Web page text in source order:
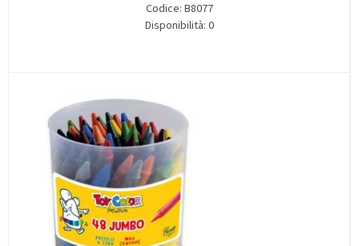
Codice: B8077
Disponibilità: 0